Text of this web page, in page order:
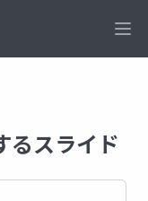
スライド